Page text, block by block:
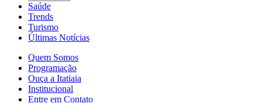
Saúde
Trends
Turismo
Últimas Notícias
Quem Somos
Programação
Ouça a Itatiaia
Institucional
Entre em Contato